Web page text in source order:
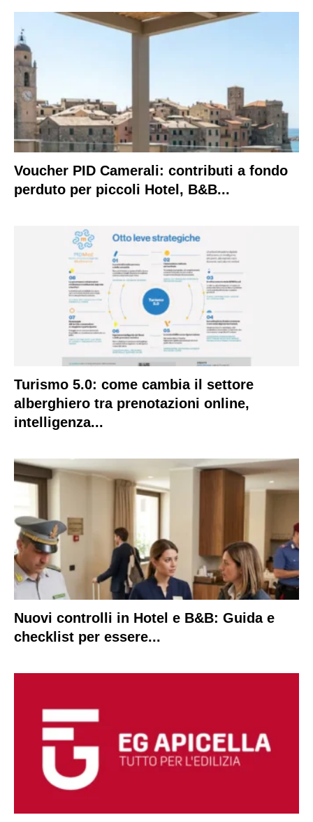
Voucher PID Camerali: contributi a fondo
perduto per piccoli Hotel, B&B...
Turismo 5.0: come cambia il settore
alberghiero tra prenotazioni online,
intelligenza...
Nuovi controlli in Hotel e B&B: Guida e
checklist per essere...